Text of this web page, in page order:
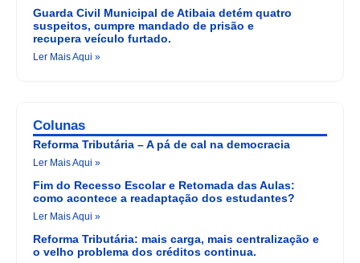
Guarda Civil Municipal de Atibaia detém quatro
suspeitos, cumpre mandado de prisão e
recupera veículo furtado.
Ler Mais Aqui »
Colunas
Reforma Tributária – A pá de cal na democracia
Ler Mais Aqui »
Fim do Recesso Escolar e Retomada das Aulas:
como acontece a readaptação dos estudantes?
Ler Mais Aqui »
Reforma Tributária: mais carga, mais centralização e
o velho problema dos créditos continua.